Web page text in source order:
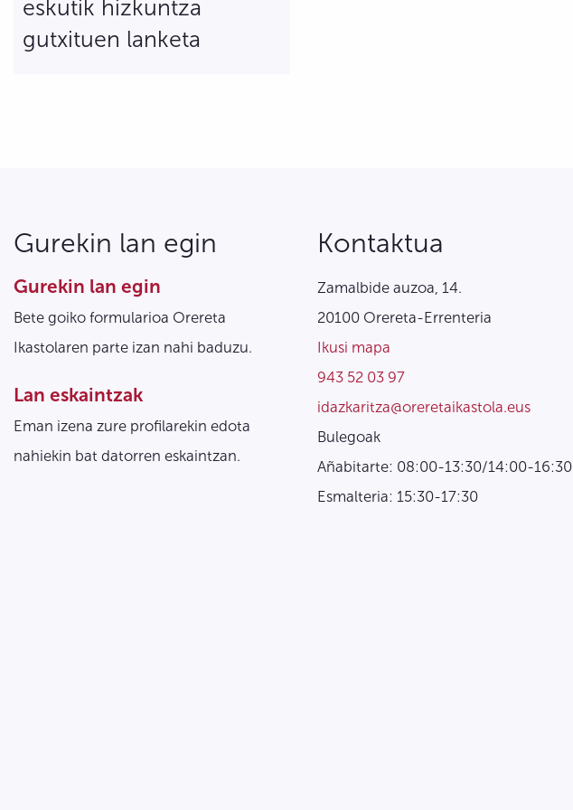
eskutik hizkuntza
gutxituen lanketa
Gurekin lan egin
Gurekin lan egin
Bete goiko formularioa Orereta
Ikastolaren parte izan nahi baduzu.
Lan eskaintzak
Eman izena zure profilarekin edota
nahiekin bat datorren eskaintzan.
Kontaktua
Zamalbide auzoa, 14.
20100 Orereta-Errenteria
Ikusi mapa
943 52 03 97
idazkaritza@oreretaikastola.eus
Bulegoak
Añabitarte: 08:00-13:30/14:00-16:30
Esmalteria: 15:30-17:30